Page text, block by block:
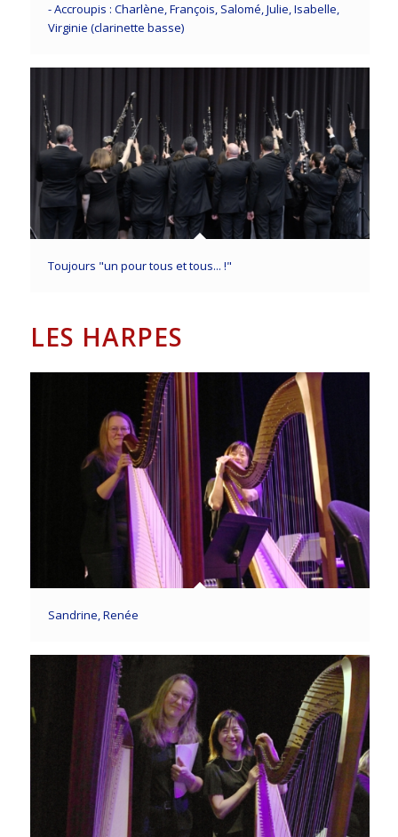
- Accroupis : Charlène, François, Salomé, Julie, Isabelle,
Virginie (clarinette basse)
Toujours "un pour tous et tous... !"
LES HARPES
Sandrine, Renée